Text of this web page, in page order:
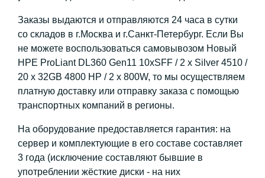
Заказы выдаются и отправляются 24 часа в сутки
со складов в г.Москва и г.Санкт-Петербург. Если Вы
не можете воспользоваться самовывозом Новый
HPE ProLiant DL360 Gen11 10xSFF / 2 x Silver 4510 /
20 x 32GB 4800 HP / 2 x 800W, то мы осуществляем
платную доставку или отправку заказа с помощью
транспортных компаний в регионы.
На оборудование предоставляется гарантия: на
сервер и комплектующие в его составе составляет
3 года (исключение составляют бывшие в
употреблении жёсткие диски - на них